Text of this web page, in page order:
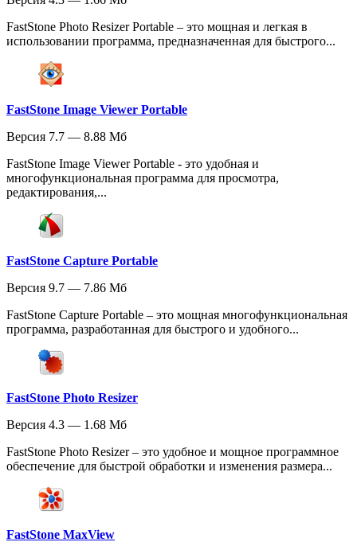
FastStone Photo Resizer Portable – это мощная и легкая в
использовании программа, предназначенная для быстрого...
FastStone Image Viewer Portable
Версия 7.7 — 8.88 Мб
FastStone Image Viewer Portable - это удобная и
многофункциональная программа для просмотра,
редактирования,...
FastStone Capture Portable
Версия 9.7 — 7.86 Мб
FastStone Capture Portable – это мощная многофункциональная
программа, разработанная для быстрого и удобного...
FastStone Photo Resizer
Версия 4.3 — 1.68 Мб
FastStone Photo Resizer – это удобное и мощное программное
обеспечение для быстрой обработки и изменения размера...
FastStone MaxView